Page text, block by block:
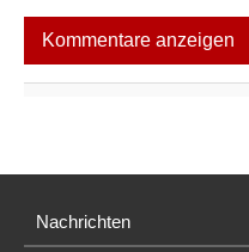
Kommentare anzeigen
Nachrichten